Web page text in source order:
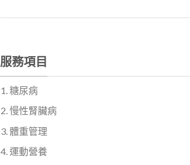
服務項目
糖尿病
慢性腎臟病
體重管理
運動營養